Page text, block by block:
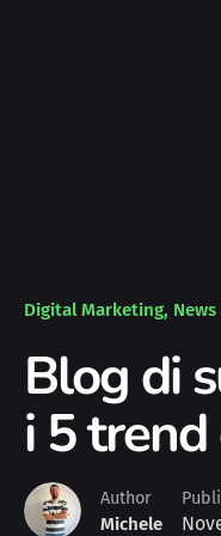
Digital Marketing News
Blog di
i 5
Author
Michele